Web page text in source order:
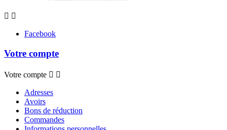
 
Facebook
Votre compte
Votre compte  
Adresses
Avoirs
Bons de réduction
Commandes